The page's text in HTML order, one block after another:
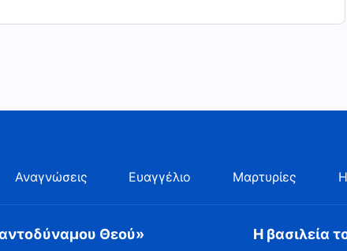
Αναγνώσεις Ευαγγέλιο Μαρτυρίες
Θεού» Η βασιλεία